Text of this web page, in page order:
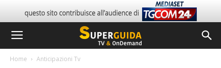
Home Anticipazioni Tv